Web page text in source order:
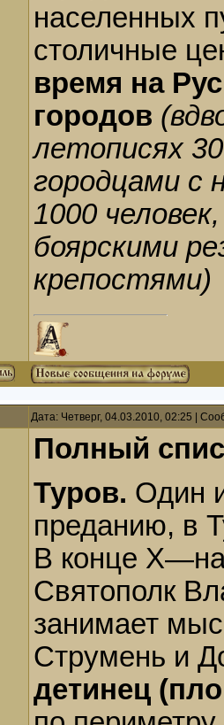
населенных
столичные
время на
городов
летописях
городцами с
1000
боярскими
крепостями)
Дата: Четверг, 04.03.2010, 02:25 |
Полный
Туров. Один
преданию, в
В конце
Святополк
занимает
Струмень и
детинец